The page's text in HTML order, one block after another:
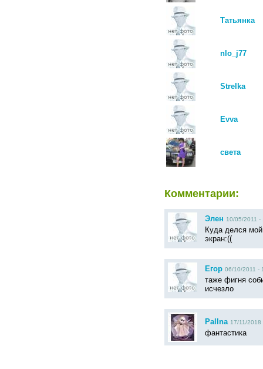
Татьянка
nlo_j77
Strelka
Evva
света
Комментарии:
Элен 10/05/2011 -
Куда делся
экран:((
Егор 06/10/2011 -
таже фигня
исчезло
Pallna 17/11/2018
фантастика